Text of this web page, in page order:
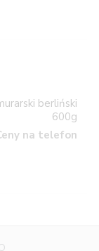
berliński
600g
na telefon